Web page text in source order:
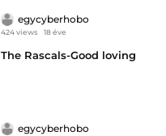
egycyberhobo
424 views 18 éve
The Rascals-Good loving
egycyberhobo